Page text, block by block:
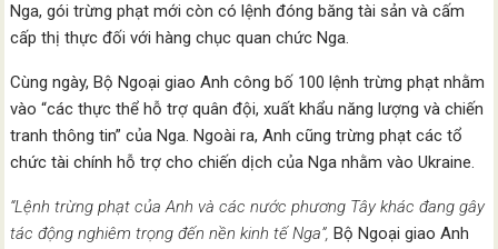
Nga, gói trừng phạt mới còn có lệnh đóng băng tài sản và cấm
cấp thị thực đối với hàng chục quan chức Nga.
Cùng ngày, Bộ Ngoại giao Anh công bố 100 lệnh trừng phạt nhằm
vào “các thực thể hỗ trợ quân đội, xuất khẩu năng lượng và chiến
tranh thông tin” của Nga. Ngoài ra, Anh cũng trừng phạt các tổ
chức tài chính hỗ trợ cho chiến dịch của Nga nhằm vào Ukraine.
“Lệnh trừng phạt của Anh và các nước phương Tây khác đang gây
tác động nghiêm trọng đến nền kinh tế Nga”, Bộ Ngoại giao Anh